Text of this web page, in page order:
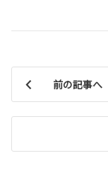
前の記事へ